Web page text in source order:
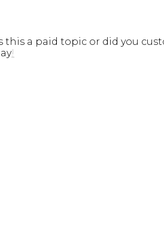
a paid topic or did you
!